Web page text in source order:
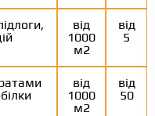
від
1000
м2
від
5
від
1000
м2
від
50